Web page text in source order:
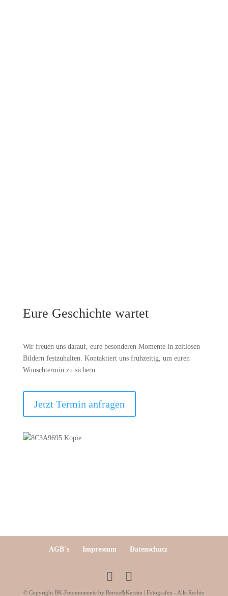
Eure Geschichte wartet
Wir freuen uns darauf, eure besonderen Momente in zeitlosen
Bildern festzuhalten. Kontaktiert uns frühzeitig, um euren
Wunschtermin zu sichern.
Jetzt Termin anfragen
AGB´s Impressum Datenschutz
© Copyright BK-Fotomomente by Bernie&Kerstin | Fotografen - Alle Rechte